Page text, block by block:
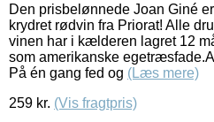
Den prisbelønnede Joan Giné
krydret rødvin fra Priorat! Alle
vinen har i kælderen lagret 12
som amerikanske
På én gang fed og (Læs mere)
259 kr. (Vis fragtpris)